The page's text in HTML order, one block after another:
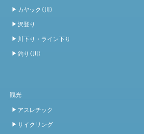
カヤック（川）
沢登り
川下り・ライン下り
釣り（川）
観光
アスレチック
サイクリング